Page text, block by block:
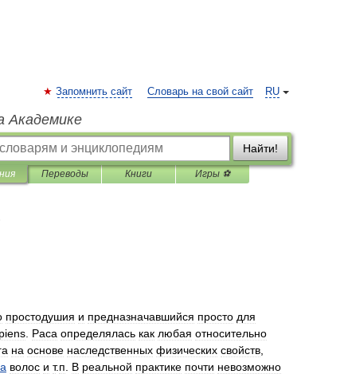
RU
Запомнить сайт Словарь на свой сайт
Академике
Найти!
Переводы Книги Игры ⚽
простодушия и предназначавшийся просто для
Раса определялась как любая относительно
на основе наследственных физических свойств
волос и т.п В реальной практике почти невозможно